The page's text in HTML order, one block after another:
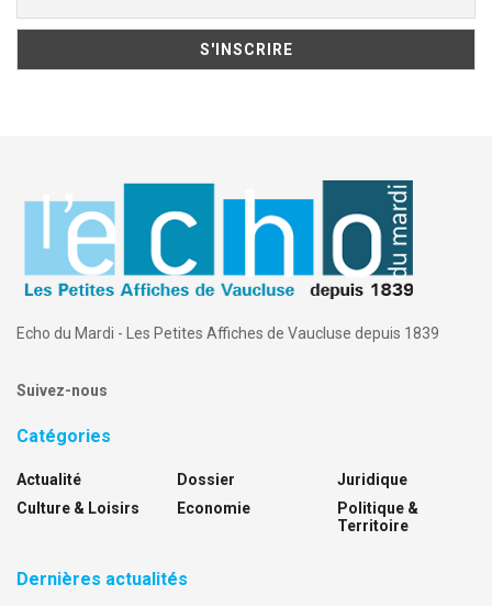
Echo du Mardi - Les Petites Affiches de Vaucluse depuis 1839
Suivez-nous
Catégories
Actualité
Culture & Loisirs
Dossier
Economie
Juridique
Politique &
Territoire
Dernières actualités